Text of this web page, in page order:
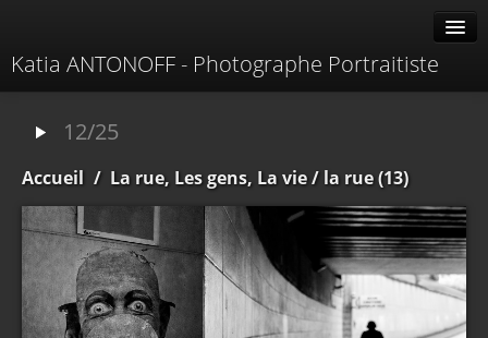
Katia ANTONOFF - Photographe Portraitiste
Contacter
12/25
Accueil / La rue, Les gens, La vie/ la rue (13)